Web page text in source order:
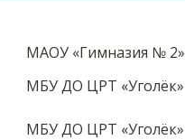
МАОУ «Гимназия № 2»
МБУ ДО ЦРТ «Уголёк»
МБУ ДО ЦРТ «Уголёк»